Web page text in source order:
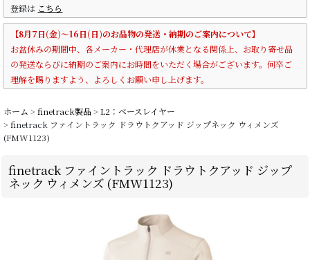
登録は こちら
【8月7日(金)～16日(日)のお品物の発送・納期のご案内について】
お盆休みの期間中、各メーカー・代理店が休業となる関係上、お取り寄せ品
の発送ならびに納期のご案内にお時間をいただく場合がございます。何卒ご
理解を賜りますよう、よろしくお願い申し上げます。
ホーム > finetrack製品> L2：ベースレイヤー
> finetrack ファイントラック ドラウトクアッド ジップネック ウィメンズ
(FMW1123)
finetrack ファイントラック ドラウトクアッド ジップ
ネック ウィメンズ (FMW1123)